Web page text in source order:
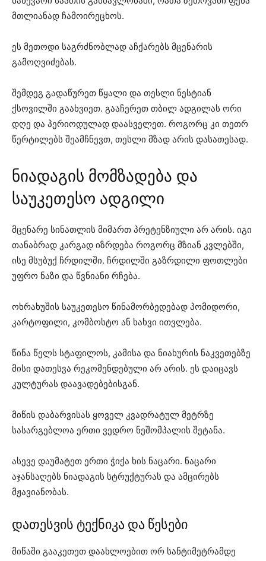
მთლიანად ჩამოირეცხოს.
ეს მეთოდი საგრძნობლად აჩქარებს მცენარის
გამოღვიძებას.
შემდეგ გადაწურეთ წყალი და თესლი ნესტიან
ქსოვილში გაახვიეთ. გააჩერეთ თბილ ადგილას ორი
დღე და პერიოდულად დაასველეთ. როგორც კი თეთრ
წერტილებს შეამჩნევთ, თესლი მზად არის დასათესად.
ნიადაგის მომზადება და
საუკეთესო ადგილი
მცენარე სინათლის მიმართ პრეტენზიული არ არის. იგი
თანაბრად კარგად იზრდება როგორც მზიან კვლებში,
ისე მსუბუქ ჩრდილში. ჩრდილში გაზრდილი ფოთლები
უფრო ნაზი და წვნიანი რჩება.
ოხრახუშის საუკეთესო წინამორბედებად პომიდორი,
კარტოფილი, კომბოსტო ან ხახვი ითვლება.
წინა წელს სტაფილოს, კამისა და ნიახურის ნაკვეთებზე
მისი დათესვა რეკომენდებული არ არის. ეს დაიცავს
კულტურას დაავადებებისგან.
მიწის დაბარვისას ყოველ კვადრატულ მეტრზე
სასარგებლოა ერთი ვედრო ნეშომპალის შეტანა.
ასევე დაუმატეთ ერთი ჭიქა ხის ნაცარი. ნაცარი
აჯანსაღებს ნიადაგის სტრუქტურას და ამცირებს
მჟავიანობას.
დათესვის ტექნიკა და წესები
მიწაში გააკეთეთ დაახლოებით ორ სანტიმეტრამდე